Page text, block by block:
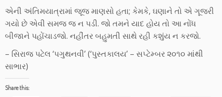
એની અંતિમયાત્રામાં જૂજ માણસો હતા; કેમકે, ઘણાને તો એ ગૂજરી
ગયો છે એવી સમજ જ ન પડી. જો તમને યાદ હોય તો આ નોંધ
બીજાને પહોંચાડજો. નહીંતર બહુમતી સાથે રહી કશુંય ન કરજો.
– સિરાજ પટેલ ‘પગુથનવી’ (‘પુસ્તકાલય’ – સપ્ટેમ્બર ૨૦૧૦ માંથી
સાભાર)
Share this: